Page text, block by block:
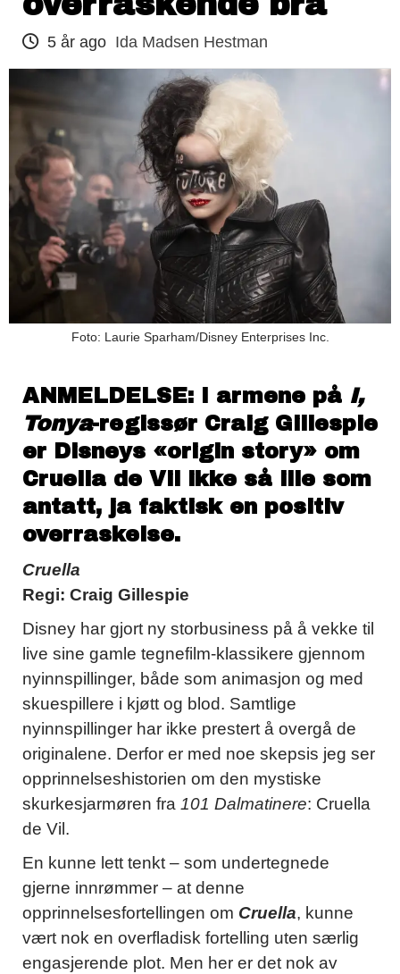
5 år ago Ida Madsen Hestman
Foto: Laurie Sparham/Disney Enterprises Inc.
ANMELDELSE: I armene på I,
Tonya-regissør Craig Gillespie
er Disneys «origin story» om
Cruella de Vil ikke så ille som
antatt, ja faktisk en positiv
overraskelse.
Cruella
Regi: Craig Gillespie
Disney har gjort ny storbusiness på å vekke til
live sine gamle tegnefilm-klassikere gjennom
nyinnspillinger, både som animasjon og med
skuespillere i kjøtt og blod. Samtlige
nyinnspillinger har ikke prestert å overgå de
originalene. Derfor er med noe skepsis jeg ser
opprinnelseshistorien om den mystiske
skurkesjarmøren fra 101 Dalmatinere: Cruella
de Vil.
En kunne lett tenkt – som undertegnede
gjerne innrømmer – at denne
opprinnelsesfortellingen om Cruella, kunne
vært nok en overfladisk fortelling uten særlig
engasjerende plot. Men her er det nok av